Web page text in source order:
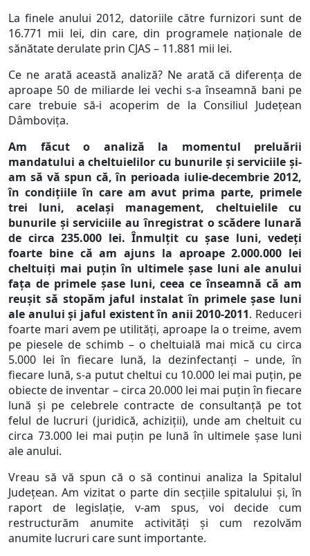
La finele anului 2012, datoriile către furnizori sunt de
16.771 mii lei, din care, din programele naționale de
sănătate derulate prin CJAS – 11.881 mii lei.
Ce ne arată această analiză? Ne arată că diferența de
aproape 50 de miliarde lei vechi s-a înseamnă bani pe
care trebuie să-i acoperim de la Consiliul Județean
Dâmbovița.
Am făcut o analiză la momentul preluării
mandatului a cheltuielilor cu bunurile și serviciile și-
am să vă spun că, în perioada iulie-decembrie 2012,
în condițiile în care am avut prima parte, primele
trei luni, același management, cheltuielile cu
bunurile și serviciile au înregistrat o scădere lunară
de circa 235.000 lei. Înmulțit cu șase luni, vedeți
foarte bine că am ajuns la aproape 2.000.000 lei
cheltuiți mai puțin în ultimele șase luni ale anului
fața de primele șase luni, ceea ce înseamnă că am
reușit să stopăm jaful instalat în primele șase luni
ale anului și jaful existent în anii 2010-2011. Reduceri
foarte mari avem pe utilități, aproape la o treime, avem
pe piesele de schimb – o cheltuială mai mică cu circa
5.000 lei în fiecare lună, la dezinfectanți – unde, în
fiecare lună, s-a putut cheltui cu 10.000 lei mai puțin, pe
obiecte de inventar – circa 20.000 lei mai puțin în fiecare
lună și pe celebrele contracte de consultanță pe tot
felul de lucruri (juridică, achiziții), unde am cheltuit cu
circa 73.000 lei mai puțin pe lună în ultimele șase luni
ale anului.
Vreau să vă spun că o să continui analiza la Spitalul
Județean. Am vizitat o parte din secțiile spitalului și, în
raport de legislație, v-am spus, voi decide cum
restructurăm anumite activități și cum rezolvăm
anumite lucruri care sunt importante.